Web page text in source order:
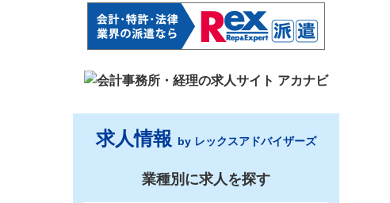
求人情報 by レックスアドバイザーズ
業種別に求人を探す